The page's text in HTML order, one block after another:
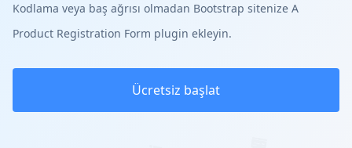
Kodlama veya baş ağrısı olmadan Bootstrap sitenize A
Product Registration Form plugin ekleyin.
Ücretsiz başlat